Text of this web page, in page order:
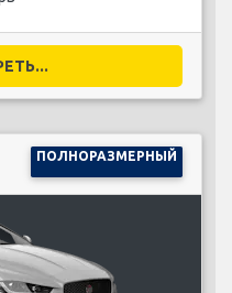
ПОЛНОРАЗМЕРНЫЙ